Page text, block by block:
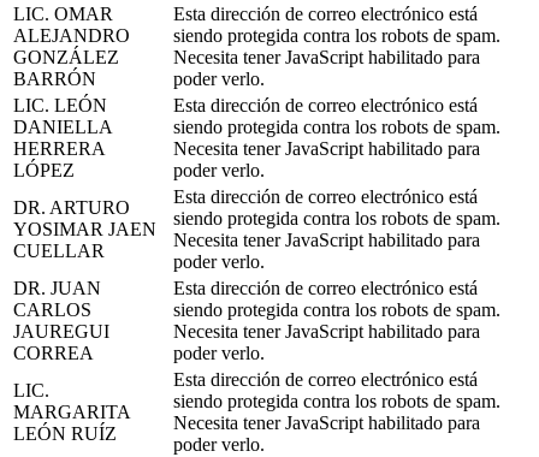
LIC. OMAR
ALEJANDRO
GONZÁLEZ
BARRÓN
Esta dirección de correo electrónico está
siendo protegida contra los robots de spam.
Necesita tener JavaScript habilitado para
poder verlo.
LIC. LEÓN
DANIELLA
HERRERA
LÓPEZ
Esta dirección de correo electrónico está
siendo protegida contra los robots de spam.
Necesita tener JavaScript habilitado para
poder verlo.
DR. ARTURO
YOSIMAR JAEN
CUELLAR
Esta dirección de correo electrónico está
siendo protegida contra los robots de spam.
Necesita tener JavaScript habilitado para
poder verlo.
DR. JUAN
CARLOS
JAUREGUI
CORREA
Esta dirección de correo electrónico está
siendo protegida contra los robots de spam.
Necesita tener JavaScript habilitado para
poder verlo.
LIC.
MARGARITA
LEÓN RUÍZ
Esta dirección de correo electrónico está
siendo protegida contra los robots de spam.
Necesita tener JavaScript habilitado para
poder verlo.